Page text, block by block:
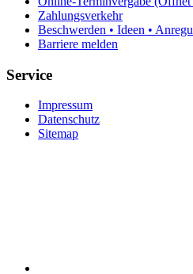
Zahlungsverkehr
Beschwerden • Ideen •
Barriere melden
Service
Impressum
Datenschutz
Sitemap